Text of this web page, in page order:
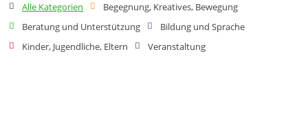
Alle Kategorien
Begegnung, Kreatives, Bewegung
Beratung und Unterstützung
Bildung und Sprache
Kinder, Jugendliche, Eltern
Veranstaltung